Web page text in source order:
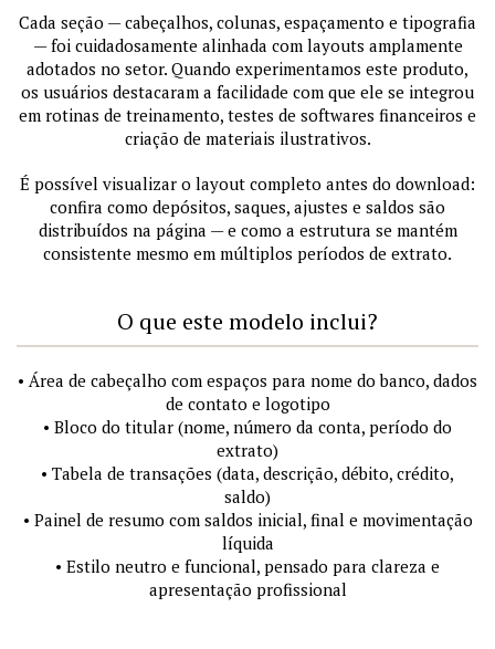
Cada seção — cabeçalhos, colunas, espaçamento e tipografia
— foi cuidadosamente alinhada com layouts amplamente
adotados no setor. Quando experimentamos este produto,
os usuários destacaram a facilidade com que ele se integrou
em rotinas de treinamento, testes de softwares financeiros e
criação de materiais ilustrativos.
É possível visualizar o layout completo antes do download:
confira como depósitos, saques, ajustes e saldos são
distribuídos na página — e como a estrutura se mantém
consistente mesmo em múltiplos períodos de extrato.
O que este modelo inclui?
• Área de cabeçalho com espaços para nome do banco, dados
de contato e logotipo
• Bloco do titular (nome, número da conta, período do
extrato)
• Tabela de transações (data, descrição, débito, crédito,
saldo)
• Painel de resumo com saldos inicial, final e movimentação
líquida
• Estilo neutro e funcional, pensado para clareza e
apresentação profissional